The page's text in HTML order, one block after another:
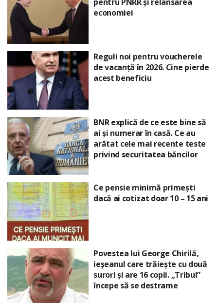
economiei
Reguli noi pentru voucherele
de vacanță în 2026. Cine pierde
acest beneficiu
BNR explică de ce este bine să
ai și numerar în casă. Ce au
arătat cele mai recente teste
privind securitatea băncilor
Ce pensie minimă primești
dacă ai cotizat doar 10 – 15 ani
Povestea lui George Chirilă,
ieșeanul care trăiește cu două
surori și are 16 copii. „Tribul”
începe să se destrame